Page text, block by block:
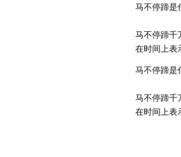
马不停蹄是
马不停蹄千
在时间上表
马不停蹄是
马不停蹄千
在时间上表